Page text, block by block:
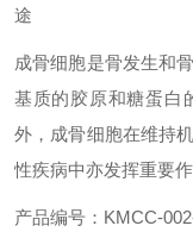
途
成骨细胞是骨发生和
基质的胶原和糖蛋白
外，成骨细胞在维持
性疾病中亦发挥重要作
产品编号：KMCC-